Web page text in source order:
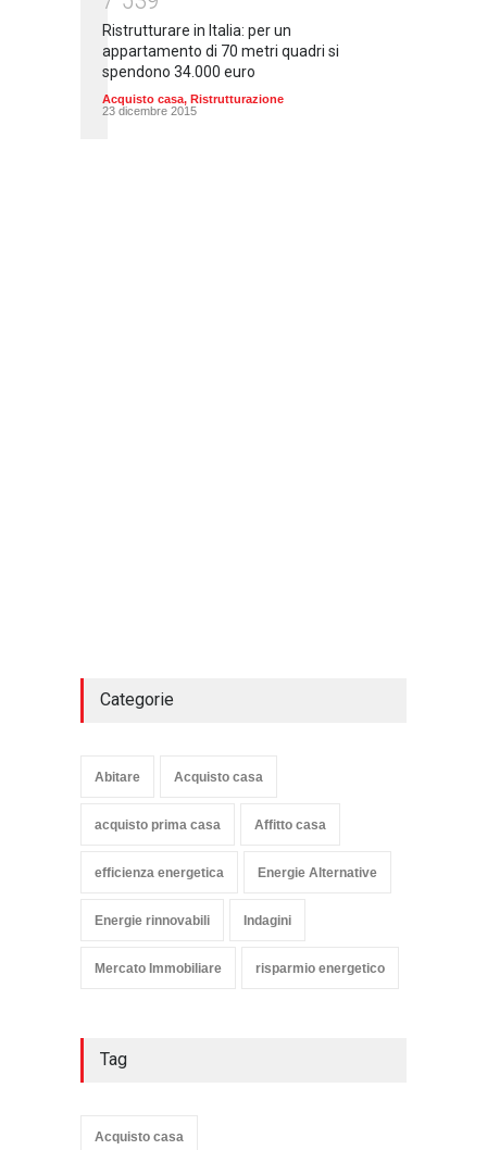
Ristrutturare in Italia: per un
appartamento di 70 metri quadri si
spendono 34.000 euro
Acquisto casa, Ristrutturazione
23 dicembre 2015
Categorie
Abitare Acquisto casa
acquisto prima casa Affitto casa
efficienza energetica Energie Alternative
Energie rinnovabili Indagini
Mercato Immobiliare risparmio energetico
Tag
Acquisto casa